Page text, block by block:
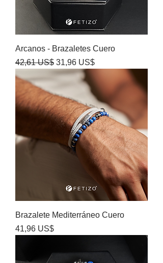
Arcanos - Brazaletes Cuero
Precio
42,61 US$ Precio de oferta
31,96 US$
Brazalete Mediterráneo Cuero
Precio
41,96 US$